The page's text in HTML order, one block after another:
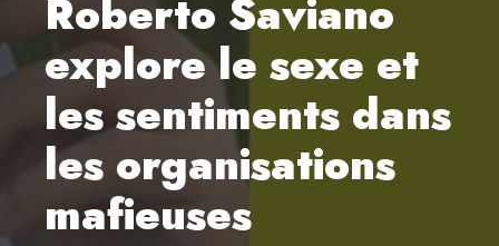
Roberto Saviano
explore le sexe et
les sentiments dans
les organisations
mafieuses